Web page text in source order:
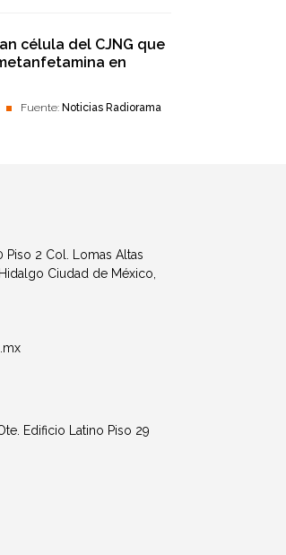
célula del CJNG que
en
Fuente: Noticias Radiorama
Piso 2 Col. Lomas Altas
Ciudad de México,
Edificio Latino Piso 29